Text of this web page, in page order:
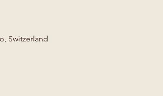
Switzerland